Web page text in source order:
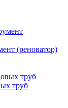
(реноватор)
труб